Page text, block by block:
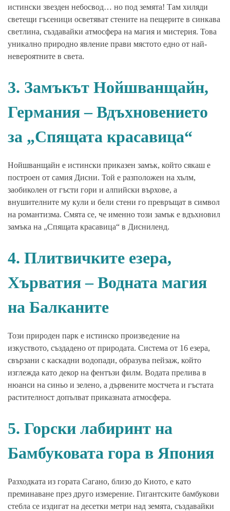
истински звезден небосвод… но под земята! Там хиляди
светещи гъсеници осветяват стените на пещерите в синкава
светлина, създавайки атмосфера на магия и мистерия. Това
уникално природно явление прави мястото едно от най-
невероятните в света.
3. Замъкът Нойшванщайн,
Германия – Вдъхновението
за „Спящата красавица“
Нойшванщайн е истински приказен замък, който сякаш е
построен от самия Дисни. Той е разположен на хълм,
заобиколен от гъсти гори и алпийски върхове, а
внушителните му кули и бели стени го превръщат в символ
на романтизма. Смята се, че именно този замък е вдъхновил
замъка на „Спящата красавица“ в Дисниленд.
4. Плитвичките езера,
Хърватия – Водната магия
на Балканите
Този природен парк е истинско произведение на
изкуството, създадено от природата. Система от 16 езера,
свързани с каскадни водопади, образува пейзаж, който
изглежда като декор на фентъзи филм. Водата прелива в
нюанси на синьо и зелено, а дървените мостчета и гъстата
растителност допълват приказната атмосфера.
5. Горски лабиринт на
Бамбуковата гора в Япония
Разходката из гората Сагано, близо до Киото, е като
преминаване през друго измерение. Гигантските бамбукови
стебла се издигат на десетки метри над земята, създавайки